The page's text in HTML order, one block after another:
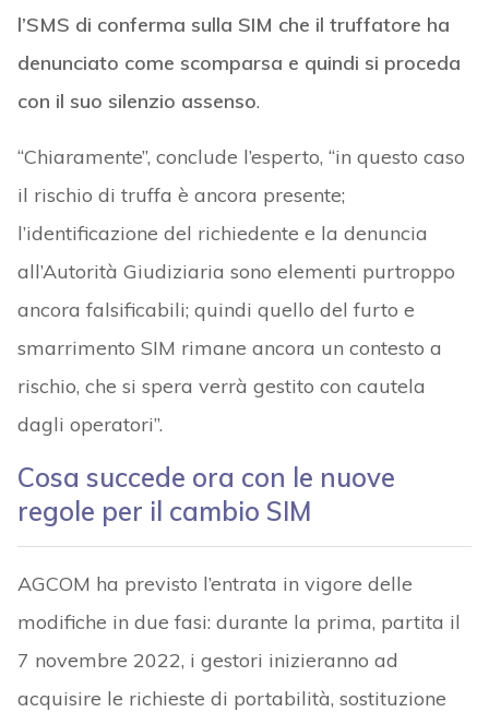
l’SMS di conferma sulla SIM che il truffatore ha
denunciato come scomparsa e quindi si proceda
con il suo silenzio assenso.
“Chiaramente”, conclude l’esperto, “in questo caso
il rischio di truffa è ancora presente;
l’identificazione del richiedente e la denuncia
all’Autorità Giudiziaria sono elementi purtroppo
ancora falsificabili; quindi quello del furto e
smarrimento SIM rimane ancora un contesto a
rischio, che si spera verrà gestito con cautela
dagli operatori”.
Cosa succede ora con le nuove
regole per il cambio SIM
AGCOM ha previsto l’entrata in vigore delle
modifiche in due fasi: durante la prima, partita il
7 novembre 2022, i gestori inizieranno ad
acquisire le richieste di portabilità, sostituzione